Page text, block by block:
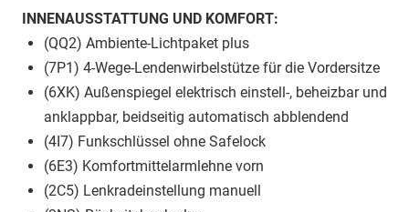
INNENAUSSTATTUNG UND KOMFORT:
(QQ2) Ambiente-Lichtpaket plus
(7P1) 4-Wege-Lendenwirbelstütze für die Vordersitze
(6XK) Außenspiegel elektrisch einstell-, beheizbar und
anklappbar, beidseitig automatisch abblendend
(4I7) Funkschlüssel ohne Safelock
(6E3) Komfortmittelarmlehne vorn
(2C5) Lenkradeinstellung manuell